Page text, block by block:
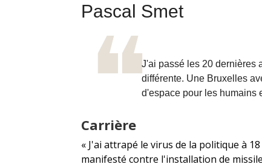
Pascal Smet
J'ai passé les 20 dernières
différente. Une Bruxelles
d'espace pour les humains
Carrière
« J'ai attrapé le virus de la politique à
manifesté contre l'installation de